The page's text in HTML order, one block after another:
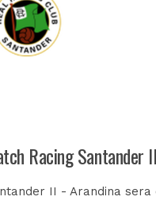
Racing Santander
II - Arandina